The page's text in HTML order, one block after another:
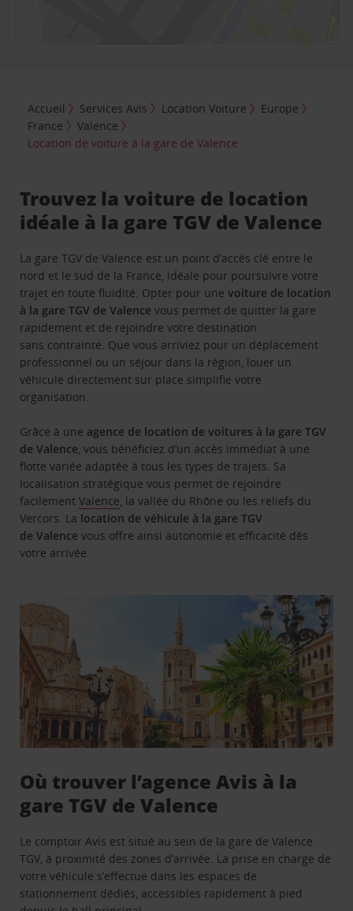
Accueil Services Avis Location Voiture
Europe
France
Valence
Location de voiture à la gare de Valence
Trouvez la voiture de location
idéale à la gare TGV de Valence
La gare TGV de Valence est un point d’accès clé entre le
nord et le sud de la France, idéale pour poursuivre votre
trajet en toute fluidité. Opter pour unevoiture de location
à la gare TGV de Valence vous permet de quitter la gare
rapidement et de rejoindre votre destination
sans contrainte. Que vous arriviez pour un déplacement
professionnel ou un séjour dans la région, louer un
véhicule directement sur place simplifie votre
organisation.
Grâce à une agence de location de voitures à la gare TGV
de Valence , vous bénéficiez d’un accès immédiat à une
flotte variée adaptée à tous les types de trajets. Sa
localisation stratégique vous permet de rejoindre
facilementValence , la vallée du Rhône ou les reliefs du
Vercors. La location de véhicule à la gare TGV
de Valence vous offre ainsi autonomie et efficacité dès
votre arrivée.
Où trouver l’agence Avis à la
gare TGV de Valence
Le comptoir Avis est situé au sein de la gare de Valence
TGV, à proximité des zones d’arrivée. La prise en charge de
votre véhicule s’effectue dans les espaces de
stationnement dédiés, accessibles rapidement à pied